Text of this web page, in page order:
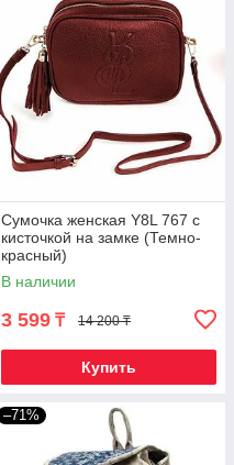
Сумочка женская Y8L 767 с
кисточкой на замке (Темно-
красный)
В наличии
3 599 ₸ 14 200 ₸
Купить
–71%